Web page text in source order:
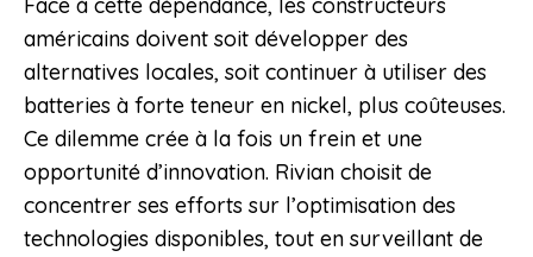
Face à cette dépendance, les constructeurs
américains doivent soit développer des
alternatives locales, soit continuer à utiliser des
batteries à forte teneur en nickel, plus coûteuses.
Ce dilemme crée à la fois un frein et une
opportunité d’innovation. Rivian choisit de
concentrer ses efforts sur l’optimisation des
technologies disponibles, tout en surveillant de